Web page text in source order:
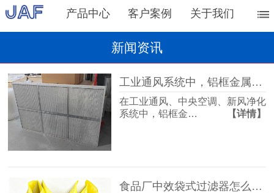
产品中心 客户案例 关于我们
新闻资讯
工业通风系统中，铝框金属网过滤器的主要作用
在工业通风、中央空调、新风净化
系统中，铝框金…
【详情】
食品厂中效袋式过滤器怎么选？过滤等级是关键